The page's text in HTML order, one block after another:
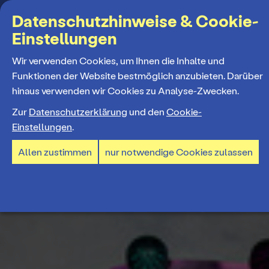
Suchbegriff
MENÜ
Programm
Spielplan
Spielzeiteröffnung
Tickets und Abos
Ticketpreise & Saalplan
Mitmachen
Datenschutzhinweise & Cookie-
Einstellungen
Wir verwenden Cookies, um Ihnen die Inhalte und
Funktionen der Website bestmöglich anzubieten. Darüber
hinaus verwenden wir Cookies zu Analyse-Zwecken.
Zur Datenschutzerklärung und den Cookie-
Einstellungen.
Allen zustimmen nur notwendige Cookies zulassen